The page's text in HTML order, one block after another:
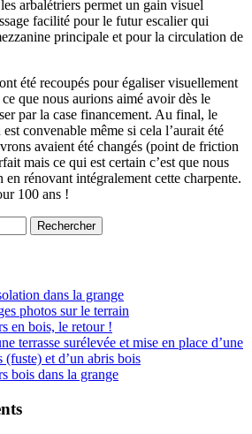
arbalétriers permet un gain visuel
facilité pour le futur escalier qui
principale et pour la circulation de
été recoupés pour égaliser visuellement
que nous aurions aimé avoir dès le
par la case financement. Au final, le
convenable même si cela l’aurait été
avaient été changés (point de friction
mais ce qui est certain c’est que nous
en rénovant intégralement cette charpente.
100 ans !
dans la grange
photos sur le terrain
en bois, le retour !
terrasse surélevée et mise en place d’une
(fuste) et d’un abris bois
bois dans la grange